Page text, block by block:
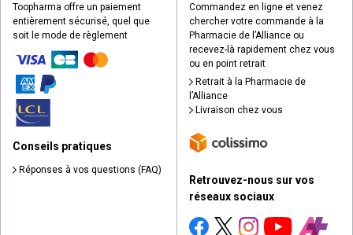
Toopharma offre un paiement
entièrement sécurisé, quel que
soit le mode de règlement
Conseils pratiques
Réponses à vos questions (FAQ)
Commandez en ligne et venez
chercher votre commande à la
Pharmacie de l’Alliance ou
recevez-là rapidement chez vous
ou en point retrait
Retrait à la Pharmacie de
l’Alliance
Livraison chez vous
Retrouvez-nous sur vos
réseaux sociaux